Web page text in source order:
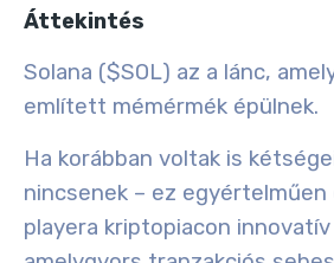
Áttekintés
Solana ($SOL) az a lánc,
említett mémérmék épülnek.
Ha korábban voltak is
nincsenek – ez egyértelműen
playera kriptopiacon innovatív